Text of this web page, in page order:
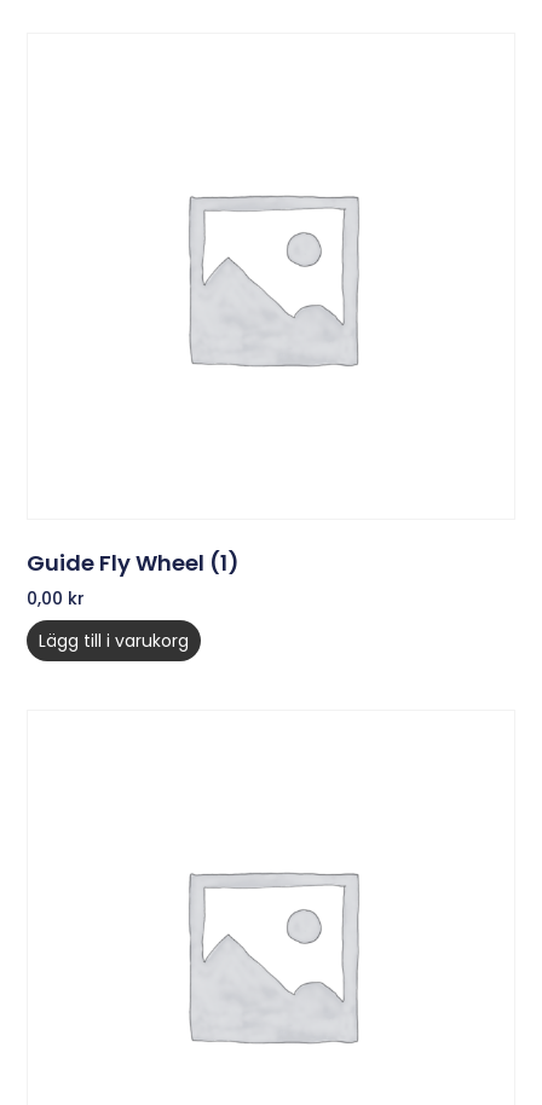
Guide Fly Wheel (1)
0,00 kr
Lägg till i varukorg